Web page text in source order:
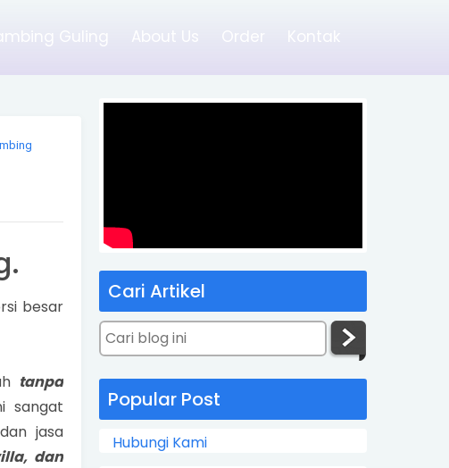
Guling About Us Order Kontak
besar
tanpa
sangat
jasa
dan
Cari Artikel
Popular Post
Hubungi Kami